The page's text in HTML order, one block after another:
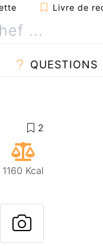
Livre de
QUESTIONS
1160 Kcal
recette à
cetteune